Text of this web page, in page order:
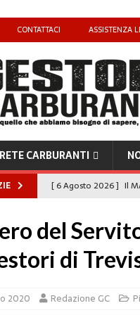
CONTATTACI ASSISTENZA
RETE CARBURANTI
[ 6 Agosto 2026 ] Il
[ 6 Agosto 2026 ]
Enilive diventa
[ 4 Agosto 2026 ]
del
di
2020 Redazione GC